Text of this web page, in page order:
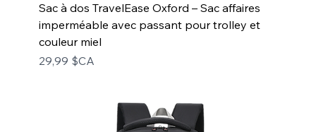
Sac à dos TravelEase Oxford – Sac affaires
imperméable avec passant pour trolley et
couleur miel
Prix
29,99 $CA